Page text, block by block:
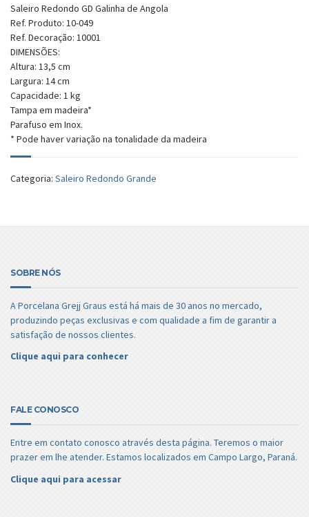
Saleiro Redondo GD Galinha de Angola
Ref. Produto: 10-049
Ref. Decoração: 10001
DIMENSÕES:
Altura: 13,5 cm
Largura: 14 cm
Capacidade: 1 kg
Tampa em madeira*
Parafuso em Inox.
* Pode haver variação na tonalidade da madeira
Categoria: Saleiro Redondo Grande
SOBRE NÓS
A Porcelana Grejj Graus está há mais de 30 anos no mercado,
produzindo peças exclusivas e com qualidade a fim de garantir a
satisfação de nossos clientes.
Clique aqui para conhecer
FALE CONOSCO
Entre em contato conosco através desta página. Teremos o maior
prazer em lhe atender. Estamos localizados em Campo Largo, Paraná.
Clique aqui para acessar